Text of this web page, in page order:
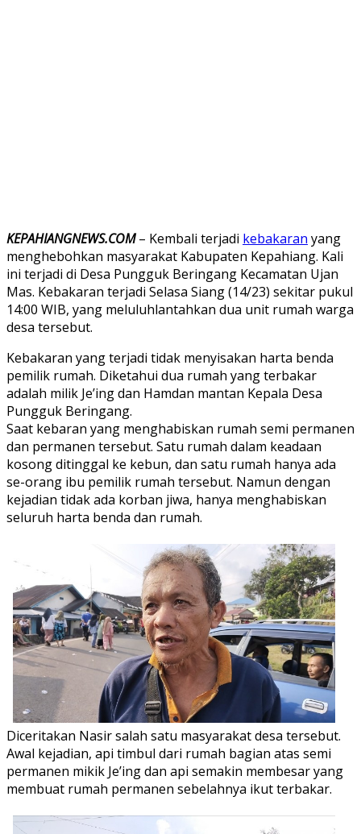
KEPAHIANGNEWS.COM– Kembali terjadi kebakaran yang
menghebohkan masyarakat Kabupaten Kepahiang. Kali
ini terjadi di Desa Pungguk Beringang Kecamatan Ujan
Mas. Kebakaran terjadi Selasa Siang (14/23) sekitar pukul
14:00 WIB, yang meluluhlantahkan dua unit rumah warga
desa tersebut.
Kebakaran yang terjadi tidak menyisakan harta benda
pemilik rumah. Diketahui dua rumah yang terbakar
adalah milik Je’ing dan Hamdan mantan Kepala Desa
Pungguk Beringang.
Saat kebaran yang menghabiskan rumah semi permanen
dan permanen tersebut. Satu rumah dalam keadaan
kosong ditinggal ke kebun, dan satu rumah hanya ada
se-orang ibu pemilik rumah tersebut. Namun dengan
kejadian tidak ada korban jiwa, hanya menghabiskan
seluruh harta benda dan rumah.
Diceritakan Nasir salah satu masyarakat desa tersebut.
Awal kejadian, api timbul dari rumah bagian atas semi
permanen mikik Je’ing dan api semakin membesar yang
membuat rumah permanen sebelahnya ikut terbakar.